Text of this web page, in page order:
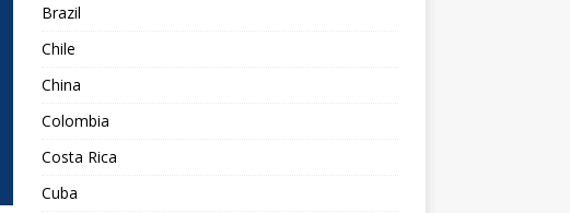
Brazil
Chile
China
Colombia
Costa Rica
Cuba